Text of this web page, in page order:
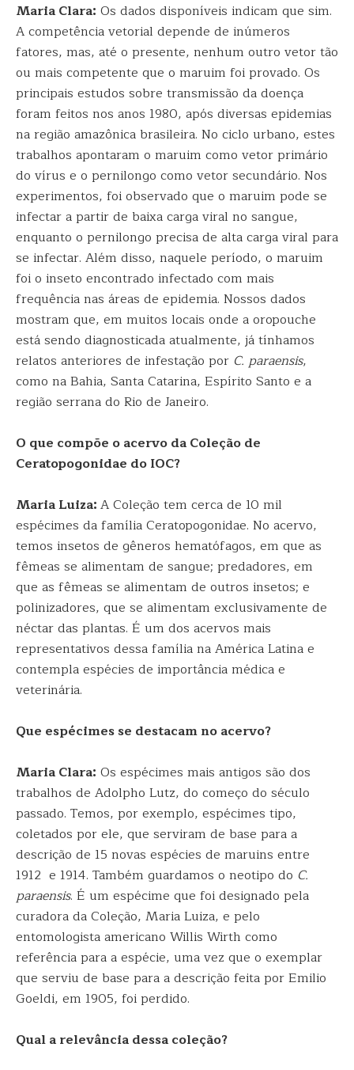
Maria Clara: Os dados disponíveis indicam que sim.
A competência vetorial depende de inúmeros
fatores, mas, até o presente, nenhum outro vetor tão
ou mais competente que o maruim foi provado. Os
principais estudos sobre transmissão da doença
foram feitos nos anos 1980, após diversas epidemias
na região amazônica brasileira. No ciclo urbano, estes
trabalhos apontaram o maruim como vetor primário
do vírus e o pernilongo como vetor secundário. Nos
experimentos, foi observado que o maruim pode se
infectar a partir de baixa carga viral no sangue,
enquanto o pernilongo precisa de alta carga viral para
se infectar. Além disso, naquele período, o maruim
foi o inseto encontrado infectado com mais
frequência nas áreas de epidemia. Nossos dados
mostram que, em muitos locais onde a oropouche
está sendo diagnosticada atualmente, já tínhamos
relatos anteriores de infestação por C. paraensis,
como na Bahia, Santa Catarina, Espírito Santo e a
região serrana do Rio de Janeiro.
O que compõe o acervo da Coleção de
Ceratopogonidae do IOC?
Maria Luiza:A Coleção tem cerca de 10 mil
espécimes da família Ceratopogonidae. No acervo,
temos insetos de gêneros hematófagos, em que as
fêmeas se alimentam de sangue; predadores, em
que as fêmeas se alimentam de outros insetos; e
polinizadores, que se alimentam exclusivamente de
néctar das plantas. É um dos acervos mais
representativos dessa família na América Latina e
contempla espécies de importância médica e
veterinária.
Que espécimes se destacam no acervo?
Maria Clara: Os espécimes mais antigos são dos
trabalhos de Adolpho Lutz, do começo do século
passado. Temos, por exemplo, espécimes tipo,
coletados por ele, que serviram de base para a
descrição de 15 novas espécies de maruins entre
1912 e 1914. Também guardamos o neotipo do C.
paraensis. É um espécime que foi designado pela
curadora da Coleção, Maria Luiza, e pelo
entomologista americano Willis Wirth como
referência para a espécie, uma vez que o exemplar
que serviu de base para a descrição feita por Emilio
Goeldi, em 1905, foi perdido.
Qual a relevância dessa coleção?